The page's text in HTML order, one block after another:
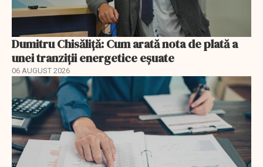
Dumitru Chisăliță: Cum arată nota de plată a
unei tranziții energetice eșuate
06 AUGUST 2026